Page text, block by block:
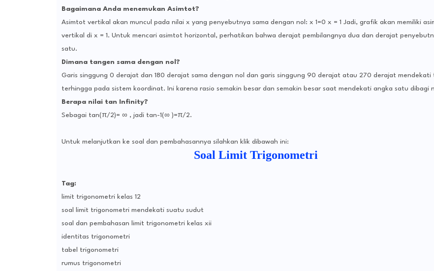
Bagaimana Anda menemukan Asimtot?
Asimtot vertikal akan muncul pada nilai x yang penyebutnya sama dengan nol: x 1=0 x = 1 Jadi, grafik akan memiliki
vertikal di x = 1. Untuk mencari asimtot horizontal, perhatikan bahwa derajat pembilangnya dua dan derajat
satu.
Dimana tangen sama dengan nol?
Garis singgung 0 derajat dan 180 derajat sama dengan nol dan garis singgung 90 derajat atau 270 derajat mendekati
terhingga pada sistem koordinat. Ini karena rasio semakin besar dan semakin besar saat mendekati angka satu dibagi
Berapa nilai tan Infinity?
Sebagai tan(π/2)= ∞ , jadi tan-1(∞ )=π/2.
Untuk melanjutkan ke soal dan pembahasannya silahkan klik dibawah ini:
Soal Limit Trigonometri
Tag:
limit trigonometri kelas 12
soal limit trigonometri mendekati suatu sudut
soal dan pembahasan limit trigonometri kelas xii
identitas trigonometri
tabel trigonometri
rumus trigonometri